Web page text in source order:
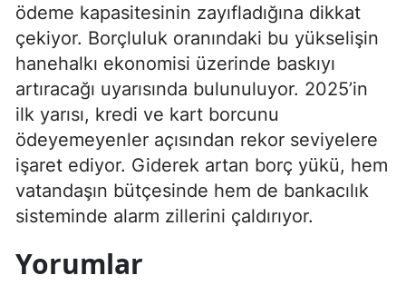
ödeme kapasitesinin zayıfladığına dikkat
çekiyor. Borçluluk oranındaki bu yükselişin
hanehalkı ekonomisi üzerinde baskıyı
artıracağı uyarısında bulunuluyor. 2025’in
ilk yarısı, kredi ve kart borcunu
ödeyemeyenler açısından rekor seviyelere
işaret ediyor. Giderek artan borç yükü, hem
vatandaşın bütçesinde hem de bankacılık
sisteminde alarm zillerini çaldırıyor.
Yorumlar